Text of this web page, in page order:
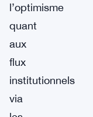
l’optimisme
quant
aux
flux
institutionnels
via